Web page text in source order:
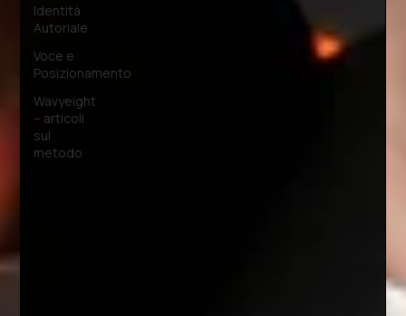
Identità
Autoriale
Voce e
Posizionamento
Wavyeight
– articoli
sul
metodo